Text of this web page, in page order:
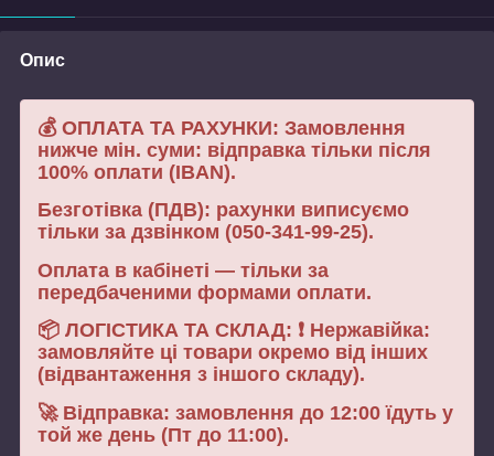
Опис
💰 ОПЛАТА ТА РАХУНКИ: Замовлення
нижче мін. суми: відправка тільки після
100% оплати (IBAN).
Безготівка (ПДВ): рахунки виписуємо
тільки за дзвінком (050-341-99-25).
Оплата в кабінеті — тільки за
передбаченими формами оплати.
📦 ЛОГІСТИКА ТА СКЛАД: ❗ Нержавійка:
замовляйте ці товари окремо від інших
(відвантаження з іншого складу).
🚀 Відправка: замовлення до 12:00 їдуть у
той же день (Пт до 11:00).